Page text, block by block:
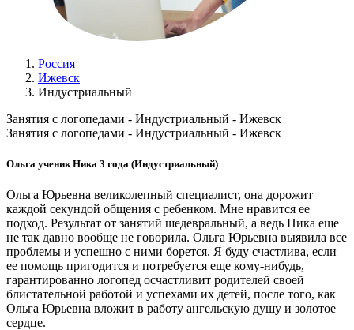
Россия
Ижевск
Индустриальный
Занятия с логопедами - Индустриальный - Ижевск
Занятия с логопедами - Индустриальный - Ижевск
Ольга ученик Ника 3 года (Индустриальный)
Ольга Юрьевна великолепный специалист, она дорожит
каждой секундой общения с ребенком. Мне нравится ее
подход. Результат от занятий шедевральный, а ведь Ника еще
не так давно вообще не говорила. Ольга Юрьевна выявила все
проблемы и успешно с ними борется. Я буду счастлива, если
ее помощь пригодится и потребуется еще кому-нибудь,
гарантированно логопед осчастливит родителей своей
блистательной работой и успехами их детей, после того, как
Ольга Юрьевна вложит в работу ангельскую душу и золотое
сердце.